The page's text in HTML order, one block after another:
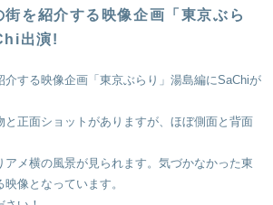
街を紹介する映像企画「東京ぶら
出演!
介する映像企画「東京ぶらり」湯島編にSaChiが
と正面ショットがありますが、ほぼ側面と背面
アメ横の風景が見られます。気づかなかった東
像となっています。